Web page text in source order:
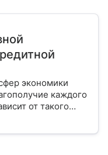
экономики
каждого
от такого
От чего зависит